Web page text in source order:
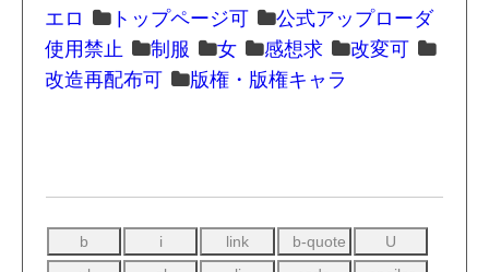
エロ
トップページ可
公式アップローダ
使用禁止
制服 女 感想求
改変可
改造再配布可
版権・版権キャラ